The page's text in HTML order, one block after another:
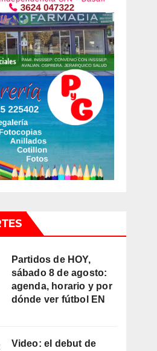
Partidos de HOY,
sábado 8 de agosto:
agenda, horario y por
dónde ver fútbol EN
Video: el debut de